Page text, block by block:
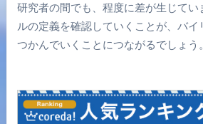
研究者の間でも、程度に差が生じてい
ルの定義を確認していくことが、バイ
つかんでいくことにつながるでしょう。